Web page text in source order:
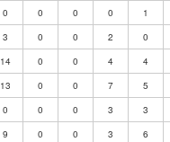
0 0 0 0 1
3 0 0 2 0
14 0 0 4 4
13 0 0 7 5
0 0 0 3 3
9 0 0 3 6